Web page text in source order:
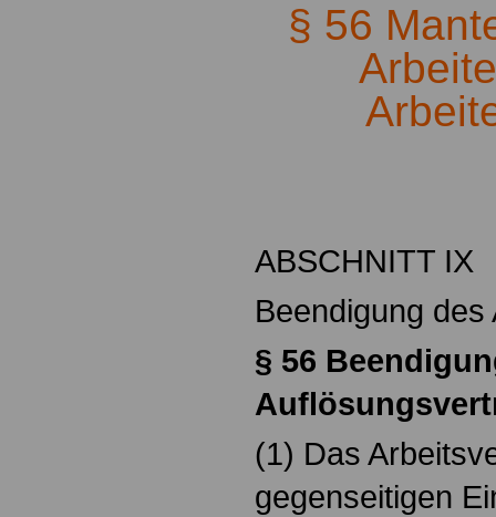
§ 56
ABSCHNITT IX
Beendigung
§ 56
(1) Das
gegenseitigen